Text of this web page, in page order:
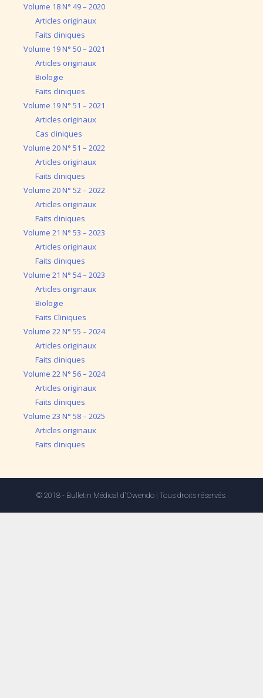
Volume 18 N° 49 – 2020
Articles originaux
Faits cliniques
Volume 19 N° 50 – 2021
Articles originaux
Biologie
Faits cliniques
Volume 19 N° 51 – 2021
Articles originaux
Cas cliniques
Volume 20 N° 51 – 2022
Articles originaux
Faits cliniques
Volume 20 N° 52 – 2022
Articles originaux
Faits cliniques
Volume 21 N° 53 – 2023
Articles originaux
Faits cliniques
Volume 21 N° 54 – 2023
Articles originaux
Biologie
Faits Cliniques
Volume 22 N° 55 – 2024
Articles originaux
Faits cliniques
Volume 22 N° 56 – 2024
Articles originaux
Faits cliniques
Volume 23 N° 58 – 2025
Articles originaux
Faits cliniques
© 2018 - Bulletin Médical d'Owendo | Tous droits réservés.